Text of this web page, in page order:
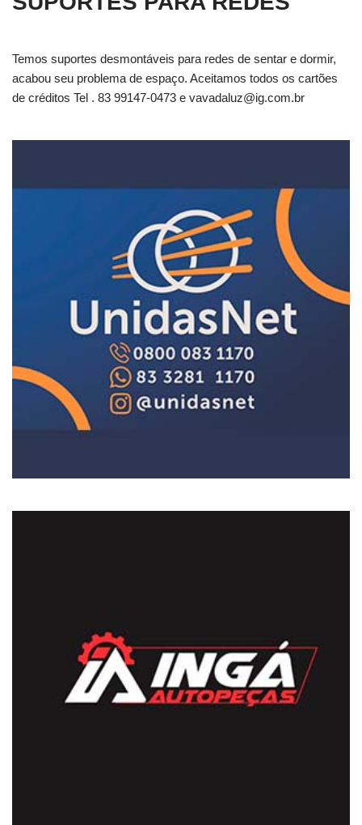
Temos suportes desmontáveis para redes de sentar e dormir,
acabou seu problema de espaço. Aceitamos todos os cartões
de créditos Tel . 83 99147-0473 e vavadaluz@ig.com.br